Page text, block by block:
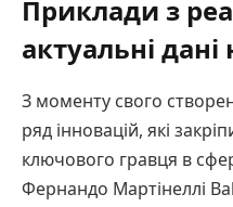
Приклади з
актуальні дані
З моменту свого
ряд інновацій, які
ключового гравця в
Фернандо Мартінеллі